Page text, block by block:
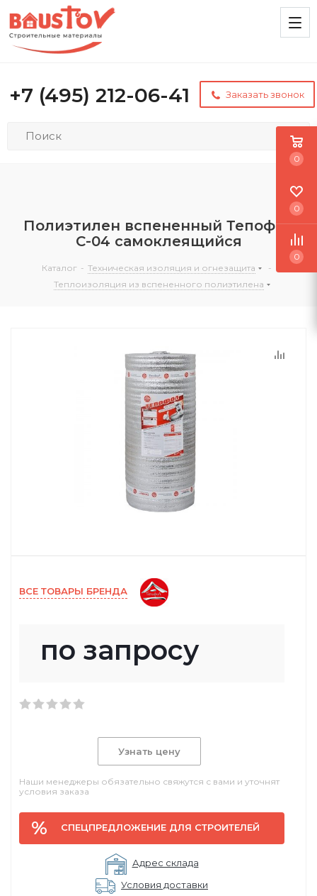
+7 (495) 212-06-41 Заказать звонок
Полиэтилен вспененный Тепофол
С-04 самоклеящийся
Каталог - Техническая изоляция и огнезащита
-
Теплоизоляция из вспененного полиэтилена
ВСЕ ТОВАРЫ БРЕНДА
по запросу
Узнать цену
Наши менеджеры обязательно свяжутся с вами и уточнят
условия заказа
СПЕЦПРЕДЛОЖЕНИЕ ДЛЯ СТРОИТЕЛЕЙ
Адрес склада
Условия доставки
0
0
0